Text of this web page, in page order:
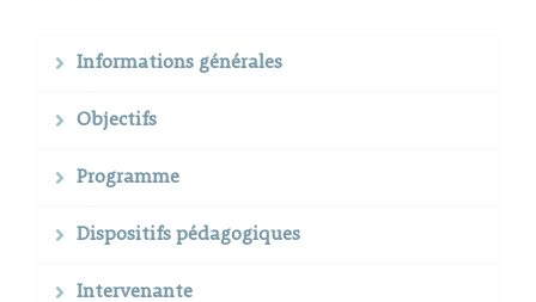
Informations générales
Objectifs
Programme
Dispositifs pédagogiques
Intervenante